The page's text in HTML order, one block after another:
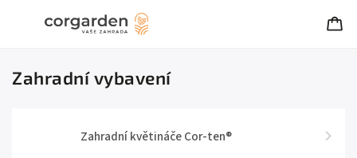
Zahradní vybavení
Zahradní květináče Cor-ten®